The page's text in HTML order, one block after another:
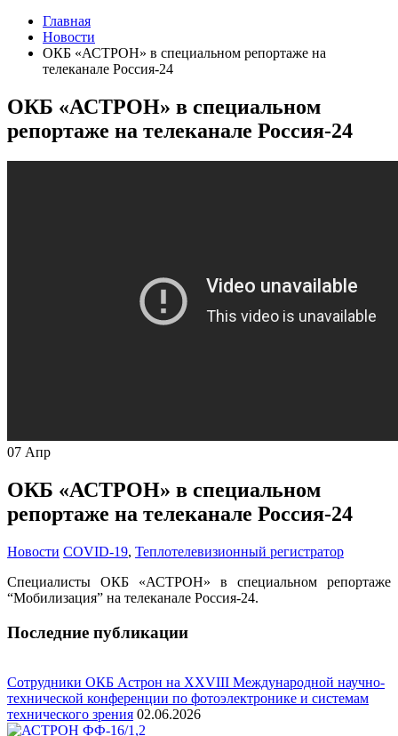
Главная
Новости
ОКБ «АСТРОН» в специальном репортаже на
телеканале Россия-24
ОКБ «АСТРОН» в специальном
репортаже на телеканале Россия-24
07 Апр
ОКБ «АСТРОН» в специальном
репортаже на телеканале Россия-24
Новости COVID-19, Теплотелевизионный регистратор
Специалисты ОКБ «АСТРОН» в специальном репортаже
“Мобилизация” на телеканале Россия-24.
Последние публикации
Сотрудники ОКБ Астрон на XXVIII Международной научно-
технической конференции по фотоэлектронике и системам
технического зрения 02.06.2026